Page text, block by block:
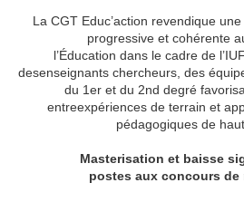
La CGT Educ’action revendique
progressive et cohérente
l’Éducation dans le cadre de
desenseignants chercheurs, des
du 1er et du 2nd degré
entreexpériences de terrain et
pédagogiques de
Masterisation et baisse
postes aux concours de